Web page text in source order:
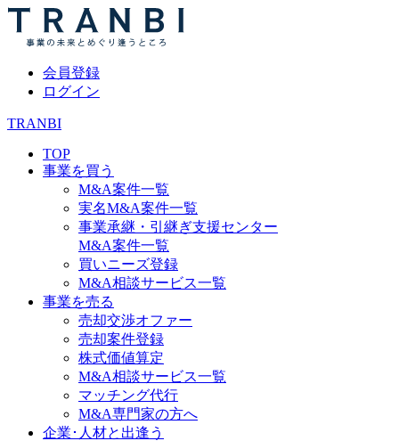
会員登録
ログイン
TRANBI
TOP
事業を買う
M&A案件一覧
実名M&A案件一覧
事業承継・引継ぎ支援センター
M&A案件一覧
買いニーズ登録
M&A相談サービス一覧
事業を売る
売却交渉オファー
売却案件登録
株式価値算定
M&A相談サービス一覧
マッチング代行
M&A専門家の方へ
企業･人材と出逢う